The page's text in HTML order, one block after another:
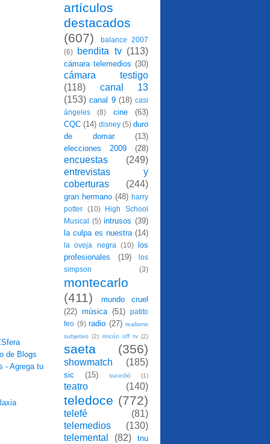
artículos
destacados
(607)
balance 2007
(6)
bendita tv (113)
cámara telemedios (30)
cámara testigo
(118)
canal 13
(153) canal 9 (18) casi
ángeles
(8) cine
(63)
CQC (14) disney (5) duro
de domar
(13)
elecciones 2009
(28)
encuestas
(249)
entrevistas y
coberturas
(244)
gran hermano (48) harry
potter
(10)
High School
Musical
(5) intrusos (39)
la culpa es nuestra (14)
la oveja negra (10)
los
profesionales
(19)
los
simpson
(3)
montecarlo
(411)
mundo cruel
(22) música (51)
patito
feo (9) radio (27) realismo
subjetivo (2) rincón off tv (2)
saeta (356)
showmatch (185)
sic (15) sucedió (1)
teatro (140)
teledoce (772)
telefé
(81)
telemedios
(130)
telemental
(82) tnu